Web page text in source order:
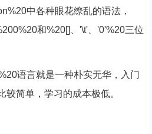
中各种眼花缭乱的语法，
和%20[]、'\t'、'0'%20三位
语言就是一种朴实无华，入门
简单，学习的成本极低。